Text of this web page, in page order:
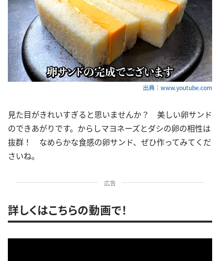
出典：www.youtube.com
見た目がきれいすぎると思いませんか？ 美しい卵サンド
のできあがりです。からしマヨネーズとダシの卵の相性は
抜群！ なめらかな食感の卵サンド、ぜひ作ってみてくだ
さいね。
広告
詳しくはこちらの動画で！